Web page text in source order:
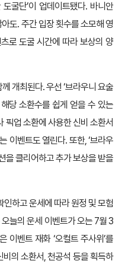
굴단’이 업데이트됐다. 바니안
도. 주간 입장 횟수를 소모해 영
로 도굴 시간에 따라 보상의 양
개최된다. 우선 ‘브라우니 요술
당 소환수를 쉽게 얻을 수 있는
픽업 소환에 사용한 신비 소환서
이벤트도 열린다. 또한, ‘브라우
을 클리어하고 추가 보상을 받을
하고 운세에 따라 원정 및 모험
늘의 운세 이벤트가 오는 7월 3
이벤트 재화 ‘오컬트 주사위’를
의 소환서, 천공석 등을 획득하